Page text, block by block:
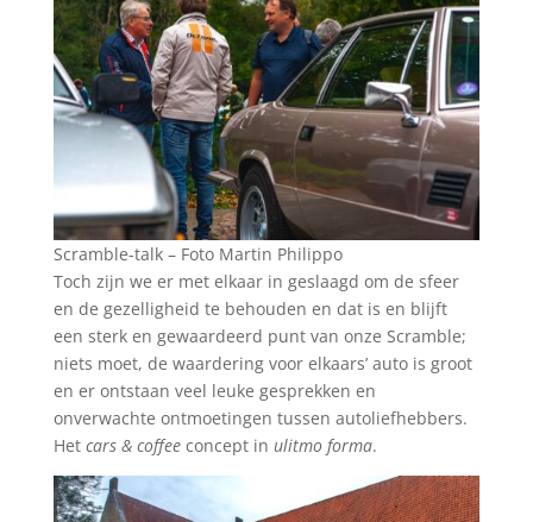
Scramble-talk – Foto Martin Philippo
Toch zijn we er met elkaar in geslaagd om de sfeer
en de gezelligheid te behouden en dat is en blijft
een sterk en gewaardeerd punt van onze Scramble;
niets moet, de waardering voor elkaars’ auto is groot
en er ontstaan veel leuke gesprekken en
onverwachte ontmoetingen tussen autoliefhebbers.
Het cars & coffeeconcept in ulitmo forma.